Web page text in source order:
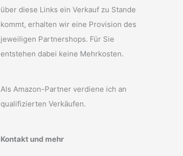
über diese Links ein Verkauf zu Stande
kommt, erhalten wir eine Provision des
jeweiligen Partnershops. Für Sie
entstehen dabei keine Mehrkosten.
Als Amazon-Partner verdiene ich an
qualifizierten Verkäufen.
Kontakt und mehr